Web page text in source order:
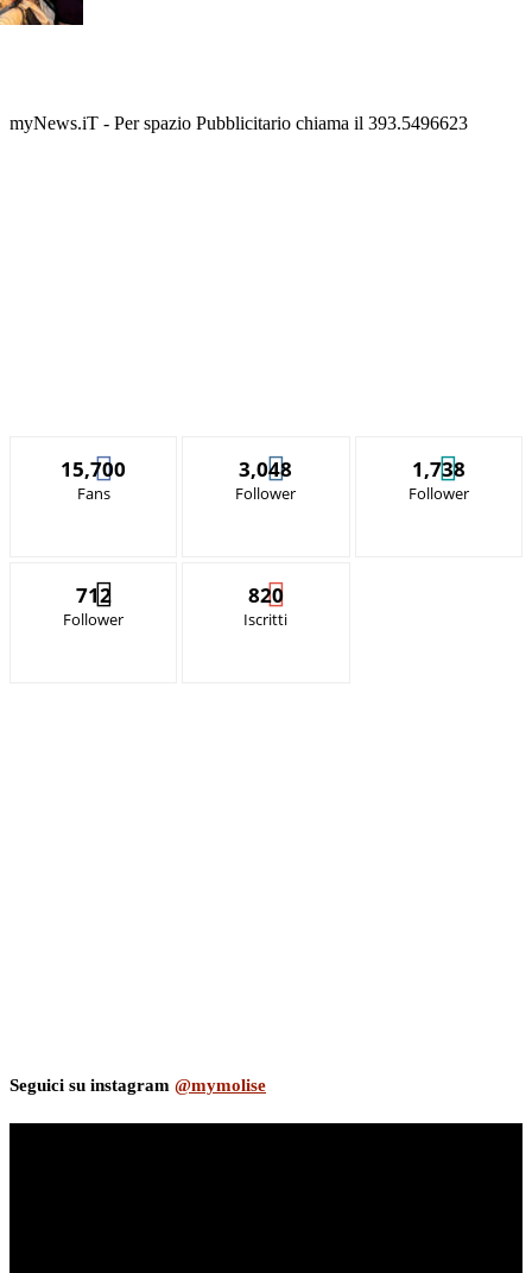
myNews.iT - Per spazio Pubblicitario chiama il 393.5496623
15,700
Fans
3,048
Follower
1,738
Follower
712
Follower
820
Iscritti
Seguici su instagram @mymolise